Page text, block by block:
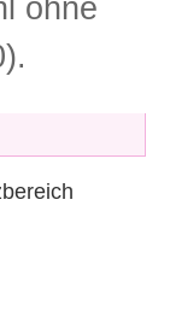
ohne